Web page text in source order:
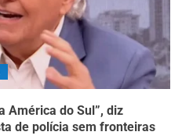
América do Sul”, diz
de polícia sem fronteiras